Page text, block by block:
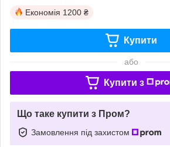
Економія 1200 ₴
Купити
або
Купити з
Що таке купити з Пром?
Замовлення під захистом